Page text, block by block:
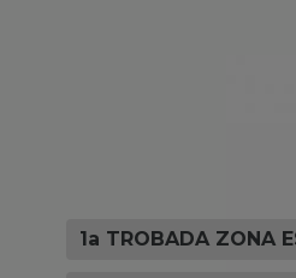
1a TROBADA ZONA